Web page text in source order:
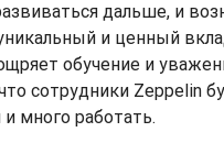
дальше, и
и ценный
обучение и
сотрудники Zeppelin
и много работать.